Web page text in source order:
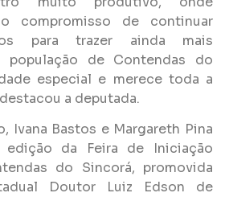
compromisso de continuar
para trazer ainda mais
população de Contendas do
especial e merece toda a
a deputada.
Ivana Bastos e Margareth Pina
edição da Feira de Iniciação
do Sincorá, promovida
Doutor Luiz Edson de